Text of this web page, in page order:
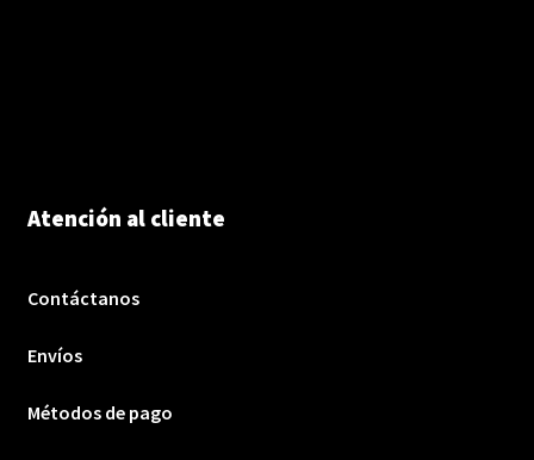
Atención al cliente
Contáctanos
Envíos
Métodos de pago